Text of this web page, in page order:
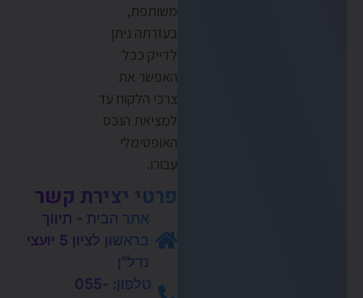
משותפת,
בעזרתה ניתן
לדייק ככל
האפשר את
צרכי הלקוח עד
למציאת הנכס
האופטימלי
עבורו.
פרטי יצירת קשר
אתר הבית - תיווך
בראשון לציון 5 יועצי
נדל”ן
טלפון: 055-